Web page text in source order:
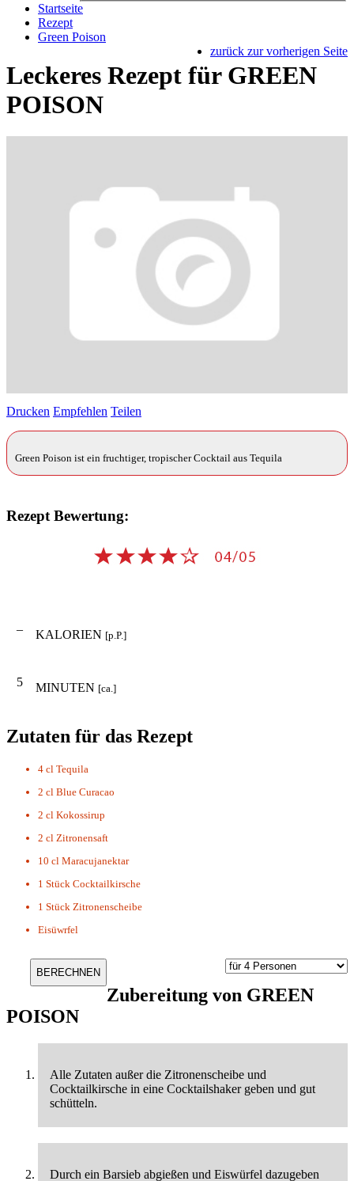
Startseite
Rezept
Green Poison
zurück zur vorherigen Seite
Leckeres Rezept für GREEN
POISON
Drucken Empfehlen Teilen
Green Poison ist ein fruchtiger, tropischer Cocktail aus Tequila
Rezept Bewertung:
– KALORIEN [p.P.]
5 MINUTEN [ca.]
Zutaten für das Rezept
4 cl Tequila
2 cl Blue Curacao
2 cl Kokossirup
2 cl Zitronensaft
10 cl Maracujanektar
1 Stück Cocktailkirsche
1 Stück Zitronenscheibe
Eisüwrfel
Zubereitung von GREEN
POISON
Alle Zutaten außer die Zitronenscheibe und
Cocktailkirsche in eine Cocktailshaker geben und gut
schütteln.
Durch ein Barsieb abgießen und Eiswürfel dazugeben